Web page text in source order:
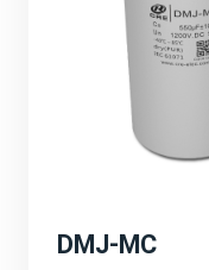
深圳PCIM展会的
展示自身实力和品
展注入了新的活力
机，不断创新进取
DMJ-MC